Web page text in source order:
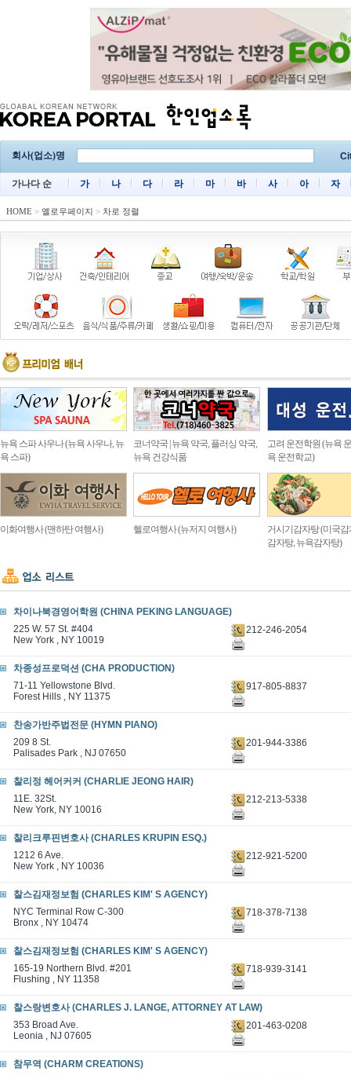
회사(업소)명
가나다 순 가 나 다 라 마 바 사 아 자
HOME > 옐로우페이지 > 차로 정렬
뉴욕 스파 사우나 (뉴욕 사우나, 뉴
욕 스파)
코너약국 | 뉴욕 약국, 플러싱 약국,
뉴욕 건강식품
고려 운전학원 (뉴욕
욕 운전학교)
이화여행사 (맨하탄 여행사) 헬로여행사 (뉴저지 여행사)
거시기감자탕 (미국감
감자탕, 뉴욕감자탕)
차이나북경영어학원 (CHINA PEKING LANGUAGE)
225 W. 57 St. #404
New York , NY 10019
212-246-2054
차종성프로덕션 (CHA PRODUCTION)
71-11 Yellowstone Blvd.
Forest Hills , NY 11375
917-805-8837
찬송가반주법전문 (HYMN PIANO)
209 8 St.
Palisades Park , NJ 07650
201-944-3386
찰리정 헤어커커 (CHARLIE JEONG HAIR)
11E. 32St.
New York, NY 10016
212-213-5338
찰리크루핀변호사 (CHARLES KRUPIN ESQ.)
1212 6 Ave.
New York , NY 10036
212-921-5200
찰스김재정보험 (CHARLES KIM' S AGENCY)
NYC Terminal Row C-300
Bronx , NY 10474
718-378-7138
찰스김재정보험 (CHARLES KIM' S AGENCY)
165-19 Northern Blvd. #201
Flushing , NY 11358
718-939-3141
찰스랑변호사 (CHARLES J. LANGE, ATTORNEY AT LAW)
353 Broad Ave.
Leonia , NJ 07605
201-463-0208
참무역 (CHARM CREATIONS)